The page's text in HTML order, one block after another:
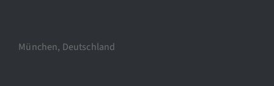
München, Deutschland